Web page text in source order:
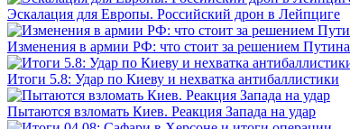
Эскалация для Европы. Российский дрон в Лейпциге
Изменения в армии РФ: что стоит за решением Путина
Итоги 5.8: Удар по Киеву и нехватка антибаллистики
Пытаются взломать Киев. Реакция Запада на удар